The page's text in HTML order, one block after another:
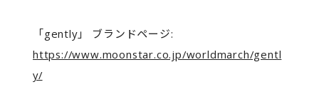
「gently」 ブランドページ:
https://www.moonstar.co.jp/worldmarch/gentl
y/